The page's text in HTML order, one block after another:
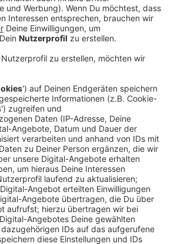
des KFC Uerdingen plant, den
den Vorsitzenden mehrfach
vorzulegen, wie die Probleme im
werden sollen - vor allem in
Das sei bisher nicht
heißt es. Darunter leide das
- der Verwaltungsrat will
Mitgliedern über Platzers Zukunft